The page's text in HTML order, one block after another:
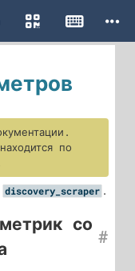
по
discovery_scraper .
со
#